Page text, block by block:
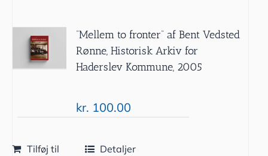
”Mellem to fronter” af Bent Vedsted
Rønne, Historisk Arkiv for
Haderslev Kommune, 2005
kr. 100.00
Tilføj til
Detaljer